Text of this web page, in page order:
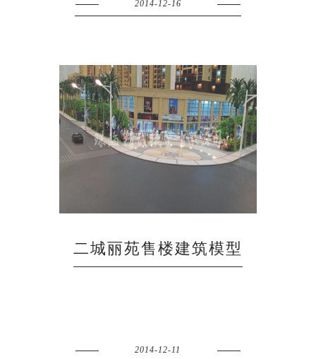
2014-12-16
二城丽苑售楼建筑模型
2014-12-11